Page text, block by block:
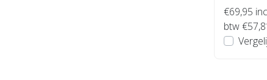
€69,95
btw